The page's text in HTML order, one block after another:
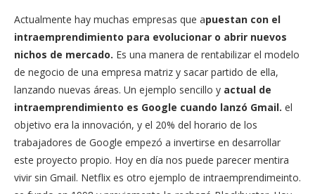
Actualmente hay muchas empresas que apuestan con el
intraemprendimiento para evolucionar o abrir nuevos
nichos de mercado. Es una manera de rentabilizar el modelo
de negocio de una empresa matriz y sacar partido de ella,
lanzando nuevas áreas. Un ejemplo sencillo y actual de
intraemprendimiento es Google cuando lanzó Gmail. el
objetivo era la innovación, y el 20% del horario de los
trabajadores de Google empezó a invertirse en desarrollar
este proyecto propio. Hoy en día nos puede parecer mentira
vivir sin Gmail. Netflix es otro ejemplo de intraemprendimeinto.